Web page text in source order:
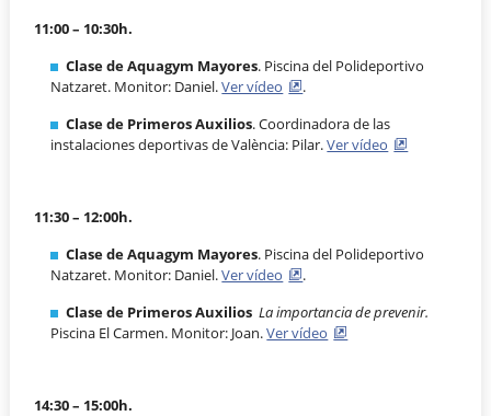
11:00 – 10:30h.
Clase de Aquagym Mayores. Piscina del Polideportivo
Natzaret. Monitor: Daniel.Ver vídeo
.
Clase de Primeros Auxilios. Coordinadora de las
instalaciones deportivas de València: Pilar.Ver vídeo
11:30 – 12:00h.
Clase de Aquagym Mayores. Piscina del Polideportivo
Natzaret. Monitor: Daniel.Ver vídeo
.
Clase de Primeros Auxilios La importancia de prevenir.
Piscina El Carmen. Monitor: Joan.Ver vídeo
14:30 – 15:00h.